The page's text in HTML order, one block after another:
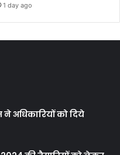
1 day ago
ने अधिकारियों को दिये